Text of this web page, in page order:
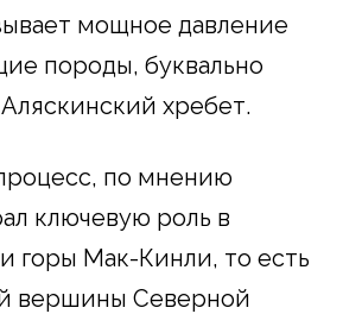
мощное давление
породы, буквально
хребет.
по мнению
ключевую роль в
горы Мак-Кинли, то есть
вершины Северной